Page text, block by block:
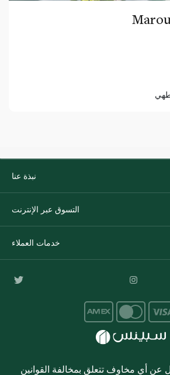
نبذة عنا
التسوق عبر الإنترنت
خدمات العملاء
عن أي مخاوف تتعلق بمخالفة القوانين